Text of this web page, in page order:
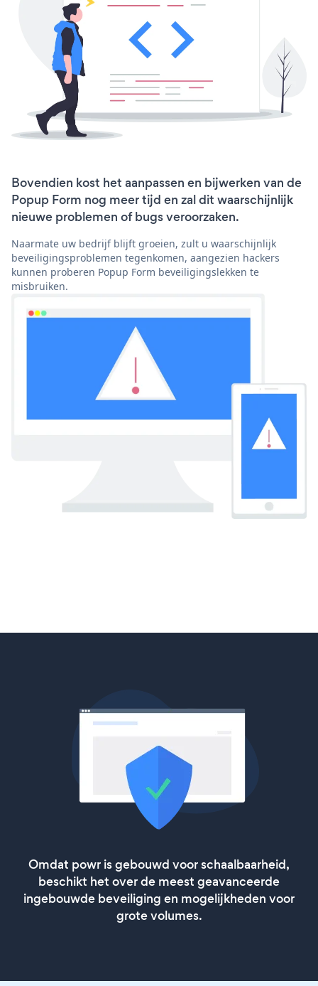
Bovendien kost het aanpassen en bijwerken van de
Popup Form nog meer tijd en zal dit waarschijnlijk
nieuwe problemen of bugs veroorzaken.
Naarmate uw bedrijf blijft groeien, zult u waarschijnlijk
beveiligingsproblemen tegenkomen, aangezien hackers
kunnen proberen Popup Form beveiligingslekken te
misbruiken.
Omdat powr is gebouwd voor schaalbaarheid,
beschikt het over de meest geavanceerde
ingebouwde beveiliging en mogelijkheden voor
grote volumes.